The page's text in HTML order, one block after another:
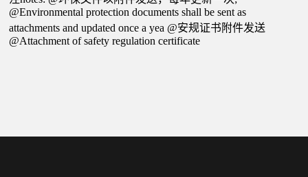
@Environmental protection documents shall be sent as
attachments and updated once a yea @安规证书附件发送
@Attachment of safety regulation certificate